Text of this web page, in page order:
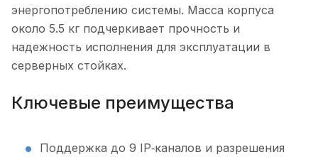
энергопотреблению системы. Масса корпуса
около 5.5 кг подчеркивает прочность и
надежность исполнения для эксплуатации в
серверных стойках.
Ключевые преимущества
Поддержка до 9 IP‑каналов и разрешения